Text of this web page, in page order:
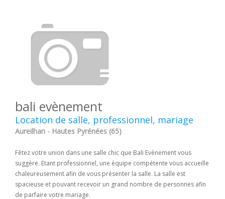
bali evènement
Location de salle, professionnel, mariage
Aureilhan - Hautes Pyrénées (65)
Fêtez votre union dans une salle chic que Bali Evènement vous
suggère. Etant professionnel, une équipe compétente vous accueille
chaleureusement afin de vous présenter la salle. La salle est
spacieuse et pouvant recevoir un grand nombre de personnes afin
de parfaire votre mariage.